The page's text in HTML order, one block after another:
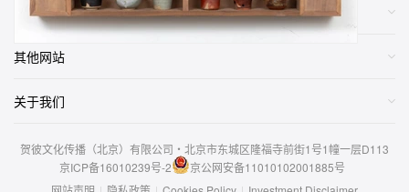
网店
其他网站
关于我们
贺彼文化传播（北京）有限公司・北京市东城区隆福寺前街1号1幢一层D113
京ICP备16010239号-2
京公网安备11010102001885号